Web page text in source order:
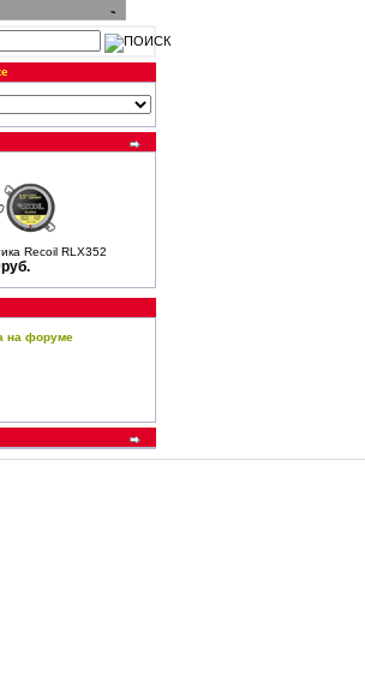
Recoil RLX352
на форуме